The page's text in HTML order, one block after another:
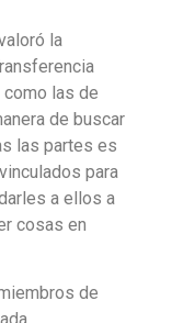
la
como las de
de buscar
las partes es
para
a ellos a
cosas en
de